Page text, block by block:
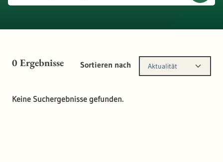
0Ergebnisse Sortieren nach Aktualität
Keine Suchergebnisse gefunden.